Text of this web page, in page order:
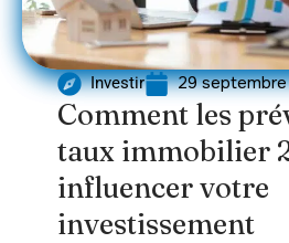
Investir 29
Comment les
taux immobilier
influencer votre
investissement